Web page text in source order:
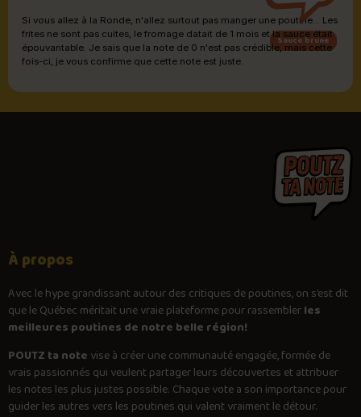
Sauce brune
Si vous allez à la Ronde, n'allez surtout pas manger une poutine... Les
frites ne sont pas cuites, le fromage datait de 1 mois et la sauce était
épouvantable. Je sais que la note de 0 n'est pas crédible, mais cette
fois-ci, je vous confirme que cette note est juste.
À propos
Avec lehypegrandissant autour des critiques de poutines, on s’est dit
que le Québec méritait une vraie plateforme pour rassemblerles
meilleures poutines de notre belle région!
POUTZ ta note vise à créer une communauté engagée, formée de
vrais passionnés qui veulent partager leurs découvertes et attribuer
les notes les plus justes possible. Chaque vote a son importance pour
guider les autres vers les poutines qui valent vraiment le détour.